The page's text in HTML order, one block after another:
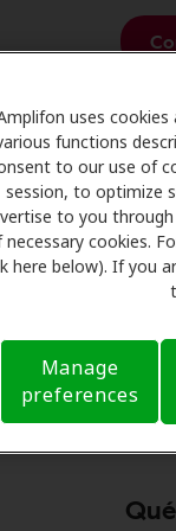
uses
functions
to our use of
session, to optimize
to you
necessary cookies.
here below). If you
Manage
preferences
pretende reemplazar
de carácter educativo
cuales son los
de correo